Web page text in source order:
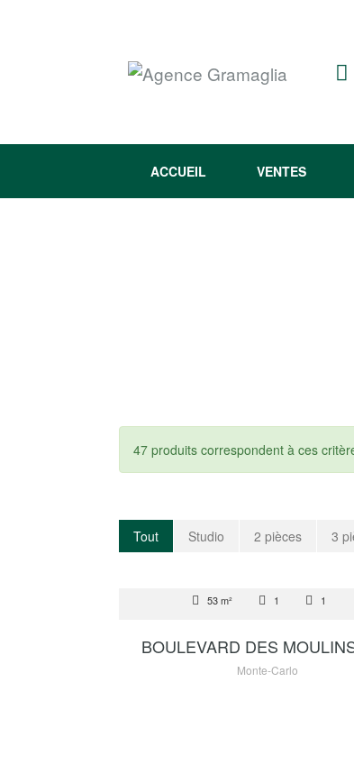
ACCUEIL VENTES
47 produits correspondent à ces
Tout Studio 2 pièces 3
53 m² 1 1
BOULEVARD DES
Monte-Carlo